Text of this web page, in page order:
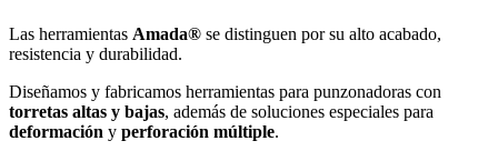
Las herramientas Amada® se distinguen por su alto acabado,
resistencia y durabilidad.
Diseñamos y fabricamos herramientas para punzonadoras con
torretas altas y bajas, además de soluciones especiales para
deformación y perforación múltiple.